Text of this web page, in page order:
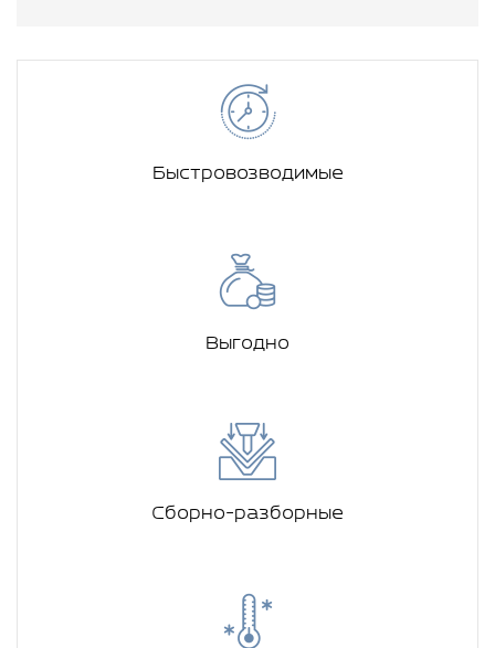
Быстровозводимые
Выгодно
Сборно-разборные